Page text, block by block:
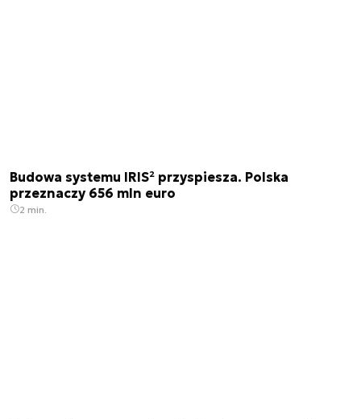
Budowa systemu IRIS² przyspiesza. Polska
przeznaczy 656 mln euro
2 min.